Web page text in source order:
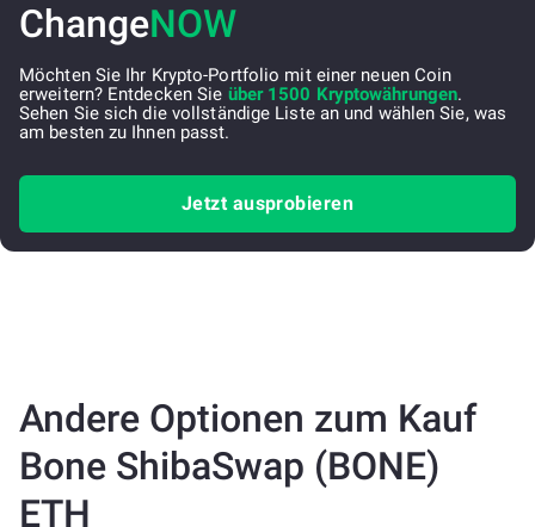
ChangeNOW
Möchten Sie Ihr Krypto-Portfolio mit einer neuen Coin
erweitern? Entdecken Sie über 1500 Kryptowährungen.
Sehen Sie sich die vollständige Liste an und wählen Sie, was
am besten zu Ihnen passt.
Jetzt ausprobieren
Andere Optionen zum Kauf
Bone ShibaSwap (BONE)
ETH